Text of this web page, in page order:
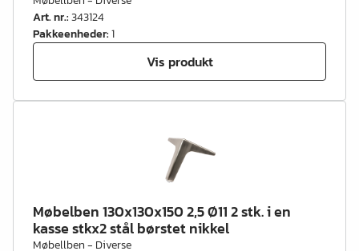
Art. nr.:343124
Pakkeenheder:1
Vis produkt
Møbelben 130x130x150 2,5 Ø11 2 stk. i en
kasse stkx2 stål børstet nikkel
Møbellben - Diverse